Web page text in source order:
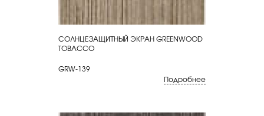
КУПИТЬ
СОЛНЦЕЗАЩИТНЫЙ ЭКРАН GREENWOOD
TOBACCO
GRW-139
Подробнее